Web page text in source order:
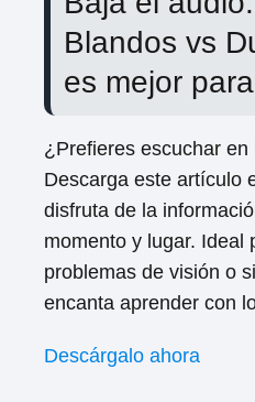
Blandos vs
es mejor
¿Prefieres escuchar en
Descarga este artículo
disfruta de la
momento y lugar. Ideal
problemas de visión o
encanta aprender con
Descárgalo ahora